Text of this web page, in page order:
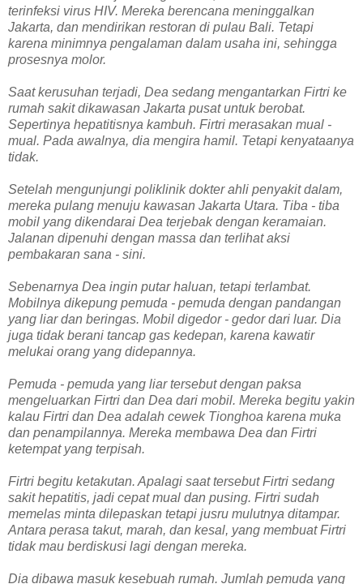
terinfeksi virus HIV. Mereka berencana meninggalkan
Jakarta, dan mendirikan restoran di pulau Bali. Tetapi
karena minimnya pengalaman dalam usaha ini, sehingga
prosesnya molor.
Saat kerusuhan terjadi, Dea sedang mengantarkan Firtri ke
rumah sakit dikawasan Jakarta pusat untuk berobat.
Sepertinya hepatitisnya kambuh. Firtri merasakan mual -
mual. Pada awalnya, dia mengira hamil. Tetapi kenyataanya
tidak.
Setelah mengunjungi poliklinik dokter ahli penyakit dalam,
mereka pulang menuju kawasan Jakarta Utara. Tiba - tiba
mobil yang dikendarai Dea terjebak dengan keramaian.
Jalanan dipenuhi dengan massa dan terlihat aksi
pembakaran sana - sini.
Sebenarnya Dea ingin putar haluan, tetapi terlambat.
Mobilnya dikepung pemuda - pemuda dengan pandangan
yang liar dan beringas. Mobil digedor - gedor dari luar. Dia
juga tidak berani tancap gas kedepan, karena kawatir
melukai orang yang didepannya.
Pemuda - pemuda yang liar tersebut dengan paksa
mengeluarkan Firtri dan Dea dari mobil. Mereka begitu yakin
kalau Firtri dan Dea adalah cewek Tionghoa karena muka
dan penampilannya. Mereka membawa Dea dan Firtri
ketempat yang terpisah.
Firtri begitu ketakutan. Apalagi saat tersebut Firtri sedang
sakit hepatitis, jadi cepat mual dan pusing. Firtri sudah
memelas minta dilepaskan tetapi jusru mulutnya ditampar.
Antara perasa takut, marah, dan kesal, yang membuat Firtri
tidak mau berdiskusi lagi dengan mereka.
Dia dibawa masuk kesebuah rumah. Jumlah pemuda yang